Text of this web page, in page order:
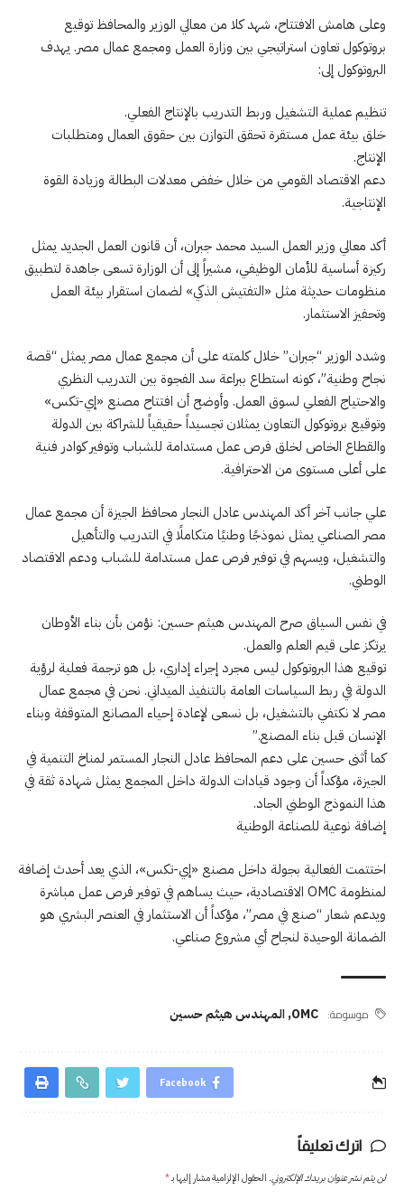
وعلى هامش الافتتاح، شهد كلا من معالي الوزير والمحافظ توقيع
بروتوكول تعاون استراتيجي بين وزارة العمل ومجمع عمال مصر. يهدف
البروتوكول إلى:
تنظيم عملية التشغيل وربط التدريب بالإنتاج الفعلي.
خلق بيئة عمل مستقرة تحقق التوازن بين حقوق العمال ومتطلبات
الإنتاج.
دعم الاقتصاد القومي من خلال خفض معدلات البطالة وزيادة القوة
الإنتاجية.
أكد معالي وزير العمل السيد محمد جبران، أن قانون العمل الجديد يمثل
ركيزة أساسية للأمان الوظيفي، مشيراً إلى أن الوزارة تسعى جاهدة لتطبيق
منظومات حديثة مثل «التفتيش الذكي» لضمان استقرار بيئة العمل
وتحفيز الاستثمار.
وشدد الوزير “جبران” خلال كلمته على أن مجمع عمال مصر يمثل “قصة
نجاح وطنية”، كونه استطاع ببراعة سد الفجوة بين التدريب النظري
والاحتياج الفعلي لسوق العمل. وأوضح أن افتتاح مصنع «إي-تكس»
وتوقيع بروتوكول التعاون يمثلان تجسيداً حقيقياً للشراكة بين الدولة
والقطاع الخاص لخلق فرص عمل مستدامة للشباب وتوفير كوادر فنية
على أعلى مستوى من الاحترافية.
علي جانب آخر أكد المهندس عادل النجار محافظ الجيزة أن مجمع عمال
مصر الصناعي يمثل نموذجًا وطنيًا متكاملًا في التدريب والتأهيل
والتشغيل، ويسهم في توفير فرص عمل مستدامة للشباب ودعم الاقتصاد
الوطني.
في نفس السياق صرح المهندس هيثم حسين: نؤمن بأن بناء الأوطان
يرتكز على قيم العلم والعمل.
توقيع هذا البروتوكول ليس مجرد إجراء إداري، بل هو ترجمة فعلية لرؤية
الدولة في ربط السياسات العامة بالتنفيذ الميداني. نحن في مجمع عمال
مصر لا نكتفي بالتشغيل، بل نسعى لإعادة إحياء المصانع المتوقفة وبناء
الإنسان قبل بناء المصنع.”
كما أثنى حسين على دعم المحافظ عادل النجار المستمر لمناخ التنمية في
الجيزة، مؤكداً أن وجود قيادات الدولة داخل المجمع يمثل شهادة ثقة في
هذا النموذج الوطني الجاد.
إضافة نوعية للصناعة الوطنية
اختتمت الفعالية بجولة داخل مصنع «إي-تكس»، الذي يعد أحدث إضافة
لمنظومة OMC الاقتصادية، حيث يساهم في توفير فرص عمل مباشرة
ويدعم شعار “صنع في مصر”، مؤكداً أن الاستثمار في العنصر البشري هو
الضمانة الوحيدة لنجاح أي مشروع صناعي.
موسومة: OMC
,المهندس هيثم حسين
Facebook
اترك تعليقاً
لن يتم نشر عنوان بريدك الإلكتروني. الحقول الإلزامية مشار إليها بـ*